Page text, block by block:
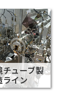
チューブ製
ライン